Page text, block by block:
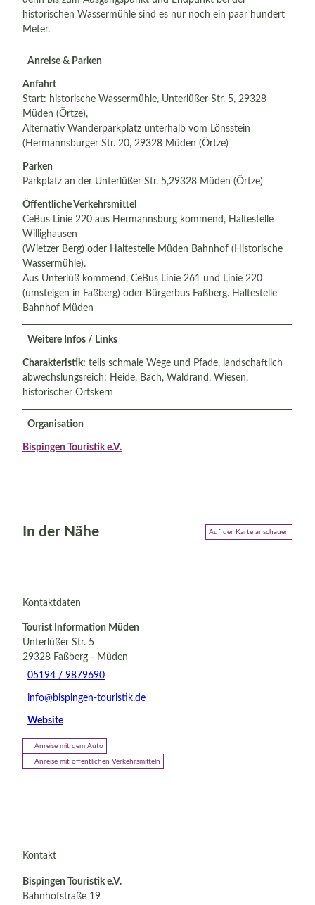
historischen Wassermühle sind es nur noch ein paar hundert
Meter.
Anreise & Parken
Anfahrt
Start: historische Wassermühle, Unterlüßer Str. 5, 29328
Müden (Örtze),
Alternativ Wanderparkplatz unterhalb vom Lönsstein
(Hermannsburger Str. 20, 29328 Müden (Örtze)
Parken
Parkplatz an der Unterlüßer Str. 5,29328 Müden (Örtze)
Öffentliche Verkehrsmittel
CeBus Linie 220 aus Hermannsburg kommend, Haltestelle
Willighausen
(Wietzer Berg) oder Haltestelle Müden Bahnhof (Historische
Wassermühle).
Aus Unterlüß kommend, CeBus Linie 261 und Linie 220
(umsteigen in Faßberg) oder Bürgerbus Faßberg. Haltestelle
Bahnhof Müden
Weitere Infos / Links
Charakteristik: teils schmale Wege und Pfade, landschaftlich
abwechslungsreich: Heide, Bach, Waldrand, Wiesen,
historischer Ortskern
Organisation
Bispingen Touristik e.V.
In der Nähe Auf der Karte anschauen
Kontaktdaten
Tourist Information Müden
Unterlüßer Str. 5
29328 Faßberg - Müden
05194 / 9879690
info@bispingen-touristik.de
Website
Anreise mit dem Auto
Anreise mit öffentlichen Verkehrsmitteln
Kontakt
Bispingen Touristik e.V.
Bahnhofstraße 19